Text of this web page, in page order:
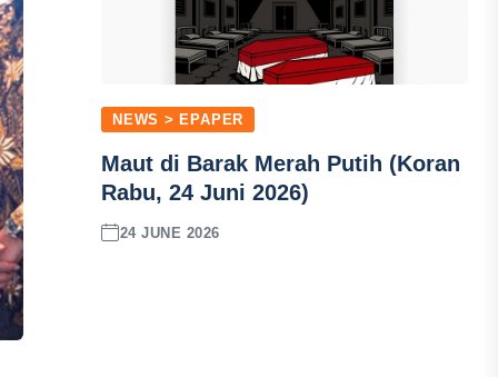
NEWS > EPAPER
Maut di Barak Merah Putih (Koran
Rabu, 24 Juni 2026)
24 JUNE 2026